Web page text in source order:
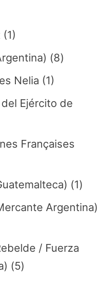
(1)
(8)
Nelia (1)
del Ejército de
Françaises
(1)
Argentina)
/ Fuerza
(5)